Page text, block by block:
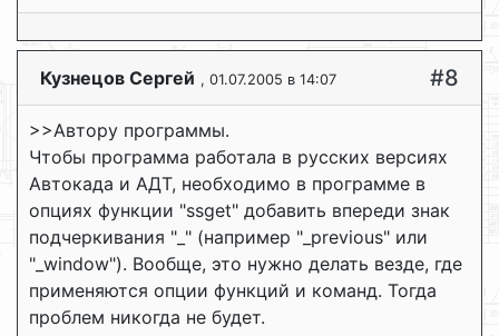
Кузнецов Сергей , 01.07.2005 в 14:07 #8
>>Автору программы.
Чтобы программа работала в русских версиях
Автокада и АДТ, необходимо в программе в
опциях функции "ssget" добавить впереди знак
подчеркивания "_" (например "_previous" или
"_window"). Вообще, это нужно делать везде, где
применяются опции функций и команд. Тогда
проблем никогда не будет.